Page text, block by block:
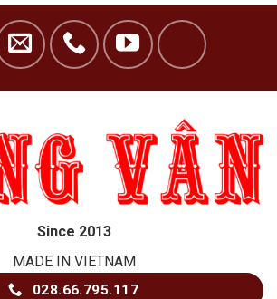
Since 2013
MADE IN VIETNAM
028.66.795.117